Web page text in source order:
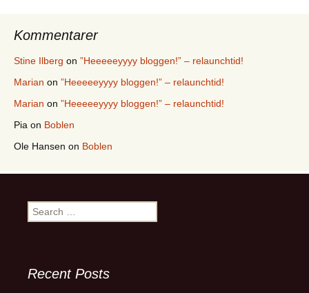
Kommentarer
Stine Ilberg on ”Heeeeeyyyy bloggen!” – relaunchtid!
Marian on ”Heeeeeyyyy bloggen!” – relaunchtid!
Marian on ”Heeeeeyyyy bloggen!” – relaunchtid!
Pia on Boblen
Ole Hansen on Boblen
Search
for:
Recent Posts